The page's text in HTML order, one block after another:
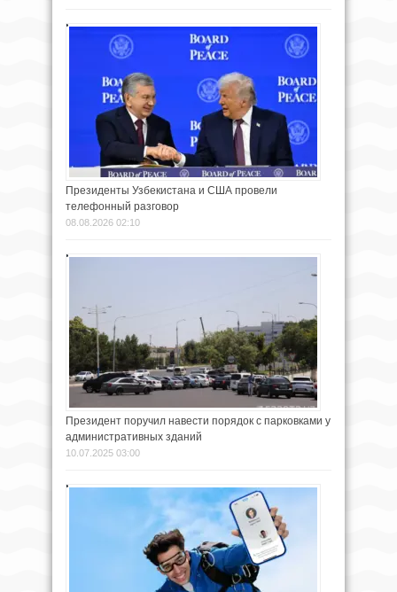
Президенты Узбекистана и США провели
телефонный разговор
08.08.2026 02:10
Президент поручил навести порядок с парковками у
административных зданий
10.07.2025 03:00